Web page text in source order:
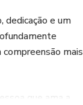
dedicação e um
mais
que ama a